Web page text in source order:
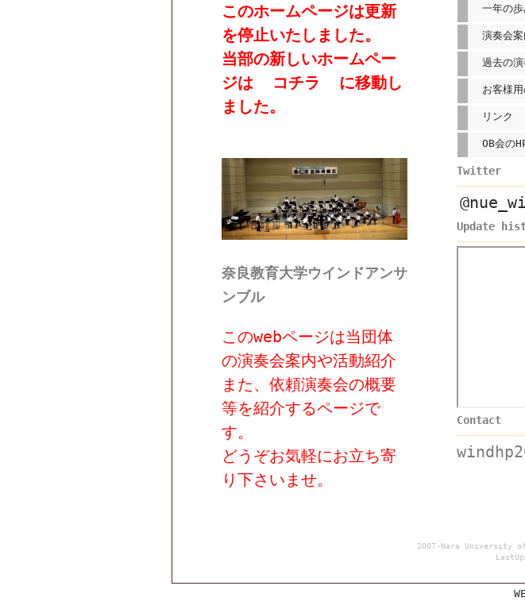
このホームページは更新
を停止いたしました。
当部の新しいホームペー
ジは
コチラ
に移動し
ました。
奈良教育大学ウインドアンサ
ンブル
このwebページは当団体
の演奏会案内や活動紹介
また、依頼演奏会の概要
等を紹介するページで
す。
どうぞお気軽にお立ち寄
り下さいませ。
一年の
演奏会案
過去の演
お客様
リンク
OB会の
Twitter
Update
Contact
2007-Nara University of